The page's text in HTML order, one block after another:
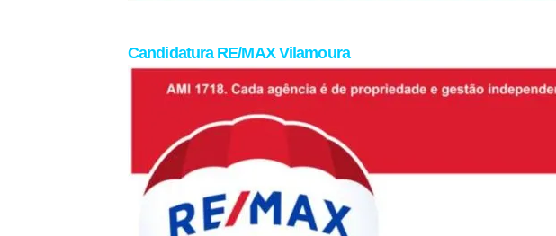
Candidatura RE/MAX Vilamoura